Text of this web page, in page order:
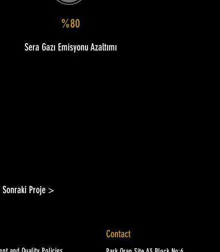
%80
Sera Gazı Emisyonu Azaltımı
Sonraki Proje >
Contact